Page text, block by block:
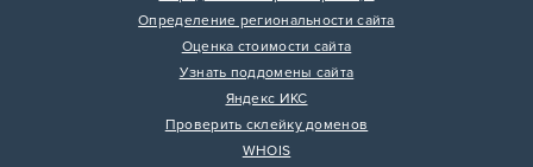
Определение региональности сайта
Оценка стоимости сайта
Узнать поддомены сайта
Яндекс ИКС
Проверить склейку доменов
WHOIS